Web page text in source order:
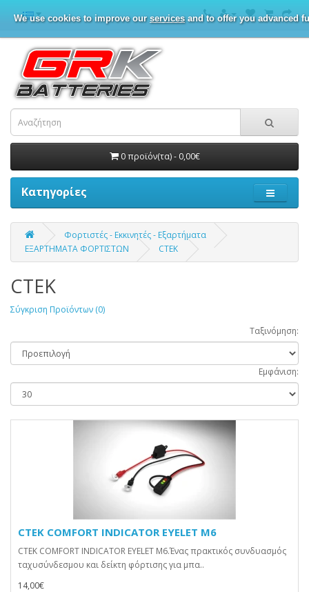
We use cookies to improve our servicesand to offer you advanced
0 προϊόν(τα) - 0,00€
Κατηγορίες
Φορτιστές - Εκκινητές - Εξαρτήματα
ΕΞΑΡΤΗΜΑΤΑ ΦΟΡΤΙΣΤΩΝ
CTEK
CTEK
Σύγκριση Προϊόντων (0)
Ταξινόμηση:
Εμφάνιση:
CTEK COMFORT INDICATOR EYELET M6
CTEK COMFORT INDICATOR EYELET M6.Ένας πρακτικός συνδυασμός
ταχυσύνδεσμου και δείκτη φόρτισης για μπα..
14,00€